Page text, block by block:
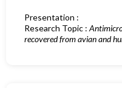
Presentation :
Research Topic :
recovered from avian and